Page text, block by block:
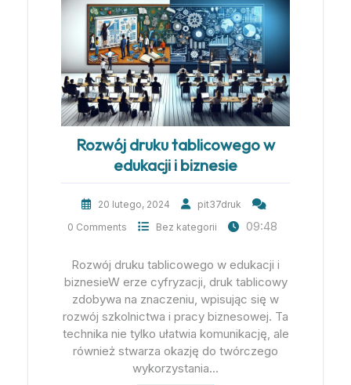
Rozwój druku tablicowego w
edukacji i biznesie
20 lutego, 2024
pit37druk
0 Comments
Bez kategorii 09:48
Rozwój druku tablicowego w edukacji i
biznesieW erze cyfryzacji, druk tablicowy
zdobywa na znaczeniu, wpisując się w
rozwój szkolnictwa i pracy biznesowej. Ta
technika nie tylko ułatwia komunikację, ale
również stwarza okazję do twórczego
wykorzystania…